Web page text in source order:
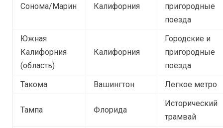
Сонома/Марин Калифорния
пригородные
поезда
Южная
Калифорния
(область)
Калифорния
Городские и
пригородные
поезда
Такома
Вашингтон Легкое метро
Тампа Флорида
Исторический
трамвай